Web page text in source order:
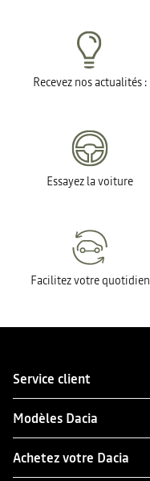
Recevez nos actualités :
Essayez la voiture
Facilitez votre quotidien
Service client
Modèles Dacia
Achetez votre Dacia